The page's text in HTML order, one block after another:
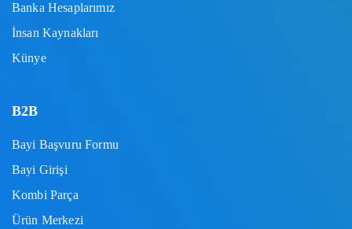
Banka Hesaplarımız
İnsan Kaynakları
Künye
B2B
Bayi Başvuru Formu
Bayi Girişi
Kombi Parça
Ürün Merkezi